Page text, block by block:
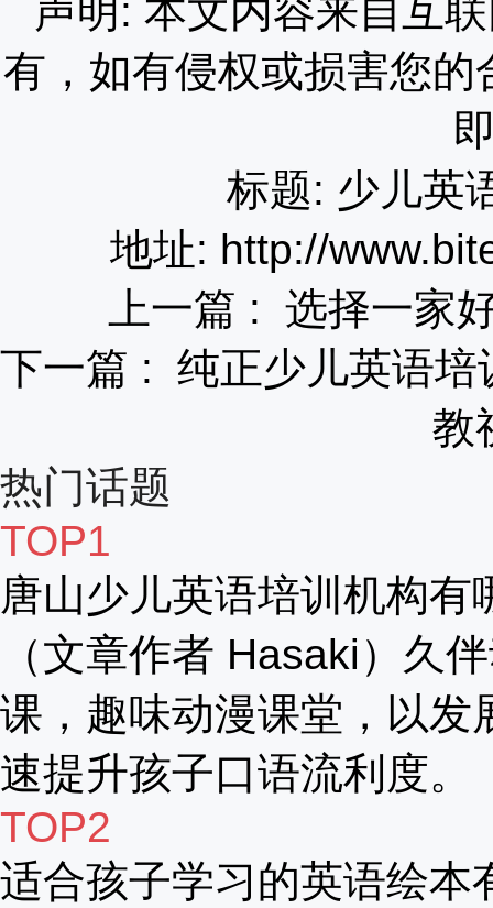
声明: 本文内容来自互
有，如有侵权或损害您
标题: 少儿英
地址: http://
上一篇 : 选择一家
下一篇 : 纯正少儿英语
教
热门话题
TOP1
唐山少儿英语培训机构
（文章作者 Hasaki）久
课，趣味动漫课堂，以发
速提升孩子口语流利度。
TOP2
适合孩子学习的英语绘本